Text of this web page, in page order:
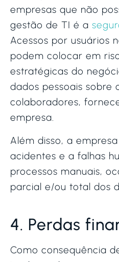
empresas que não
gestão de TI é a
Acessos por usuários
podem colocar em
estratégicas do
dados pessoais sobre
colaboradores,
empresa.
Além disso, a
acidentes e a falhas
processos manuais,
parcial e/ou total dos
4. Perdas
Como consequência